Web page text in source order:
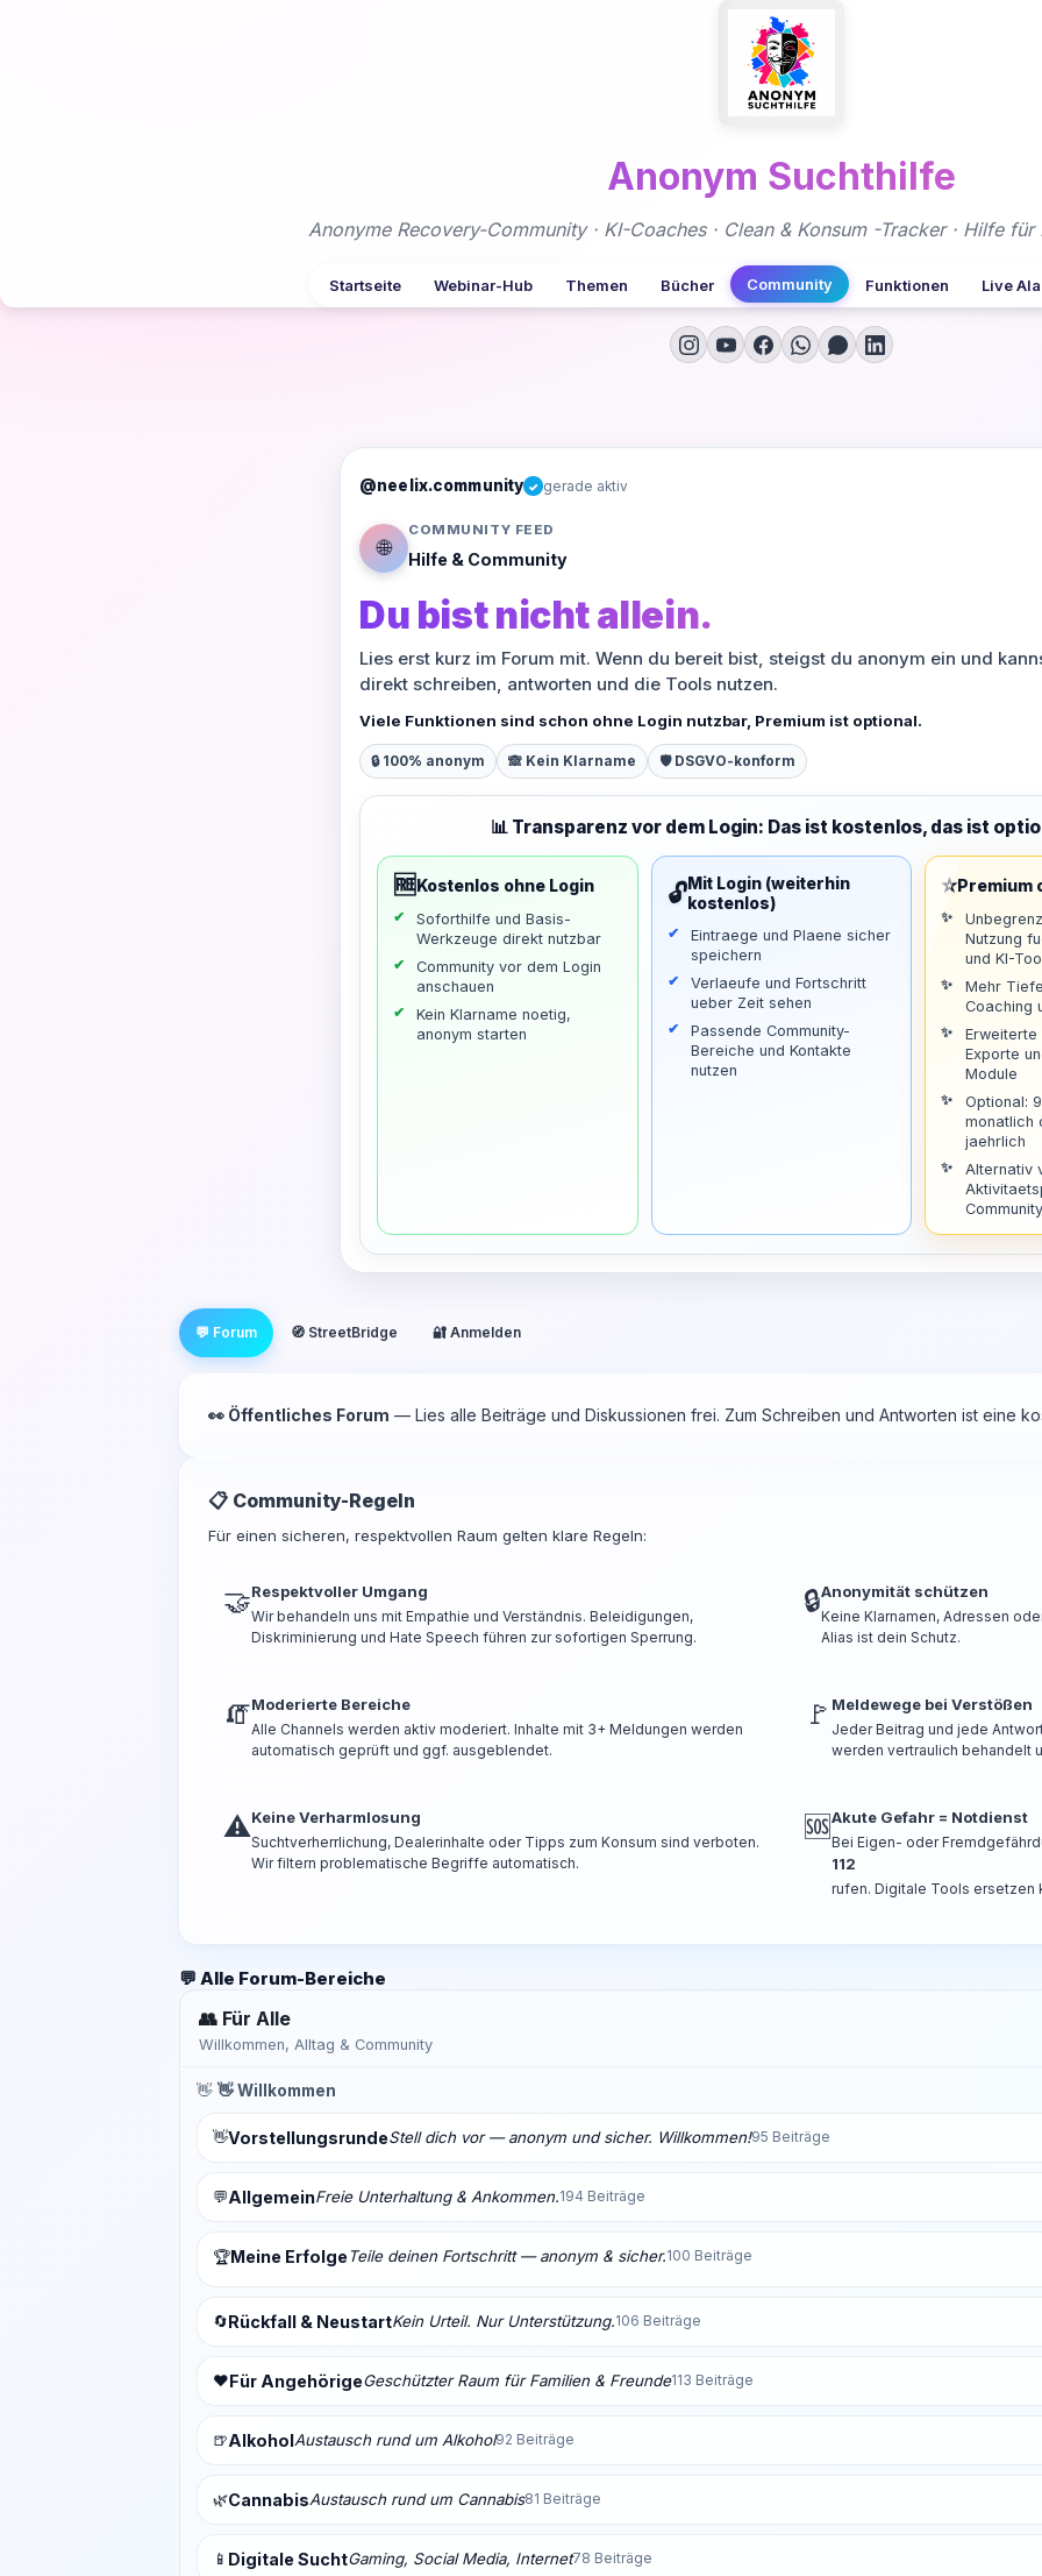
Anonym Suchthilfe
Anonyme Recovery-Community · KI-Coaches · Clean & Konsum -Tracker · Hilfe
Startseite Webinar-Hub Themen Bücher Community Funktionen Live
@neelix.community ✓ gerade aktiv
🌐
COMMUNITY FEED
Hilfe & Community
Du bist nicht allein.
Lies erst kurz im Forum mit. Wenn du bereit bist, steigst du anonym ein und
direkt schreiben, antworten und die Tools nutzen.
Viele Funktionen sind schon ohne Login nutzbar, Premium ist optional.
🔒 100% anonym 🙈 Kein Klarname 🛡️ DSGVO-konform
📊 Transparenz vor dem Login: Das ist kostenlos, das ist
🆓 Kostenlos ohne Login
Soforthilfe und Basis-
Werkzeuge direkt nutzbar
Community vor dem Login
anschauen
Kein Klarname noetig,
anonym starten
🔓Mit Login (weiterhin
kostenlos)
Eintraege und Plaene sicher
speichern
Verlaeufe und Fortschritt
ueber Zeit sehen
Passende Community-
Bereiche und Kontakte
nutzen
⭐Premium
Nutzung
und KI-
Mehr
Coaching
Erweiterte
Exporte
Module
Optional:
monatlich
jaehrlich
Alternativ
💬 Forum 🧭 StreetBridge 🔐 Anmelden
👀 Öffentliches Forum — Lies alle Beiträge und Diskussionen frei. Zum Schreiben und Antworten ist eine
📋 Community-Regeln
Für einen sicheren, respektvollen Raum gelten klare Regeln:
🤝Respektvoller Umgang
Wir behandeln uns mit Empathie und Verständnis. Beleidigungen,
Diskriminierung und Hate Speech führen zur sofortigen Sperrung.
🔒Anonymität schützen
Keine Klarnamen, Adressen
Alias ist dein Schutz.
🧯Moderierte Bereiche
Alle Channels werden aktiv moderiert. Inhalte mit 3+ Meldungen werden
automatisch geprüft und ggf. ausgeblendet.
🚩 Meldewege bei Verstößen
Jeder Beitrag und jede
werden vertraulich behandelt
⚠️Keine Verharmlosung
Suchtverherrlichung, Dealerinhalte oder Tipps zum Konsum sind verboten.
Wir filtern problematische Begriffe automatisch.
🆘Akute Gefahr = Notdienst
Bei Eigen- oder
112
rufen. Digitale Tools ersetzen
💬 Alle Forum-Bereiche
👥 Für Alle
Willkommen, Alltag & Community
👋 👋 Willkommen
👋VorstellungsrundeStell dich vor — anonym und sicher. Willkommen!95 Beiträge
💬AllgemeinFreie Unterhaltung & Ankommen.194 Beiträge
🏆Meine ErfolgeTeile deinen Fortschritt — anonym & sicher.100 Beiträge
🔄Rückfall & NeustartKein Urteil. Nur Unterstützung.106 Beiträge
❤️Für AngehörigeGeschützter Raum für Familien & Freunde113 Beiträge
🍺AlkoholAustausch rund um Alkohol92 Beiträge
🌿CannabisAustausch rund um Cannabis81 Beiträge
📱 Digitale SuchtGaming, Social Media, Internet78 Beiträge